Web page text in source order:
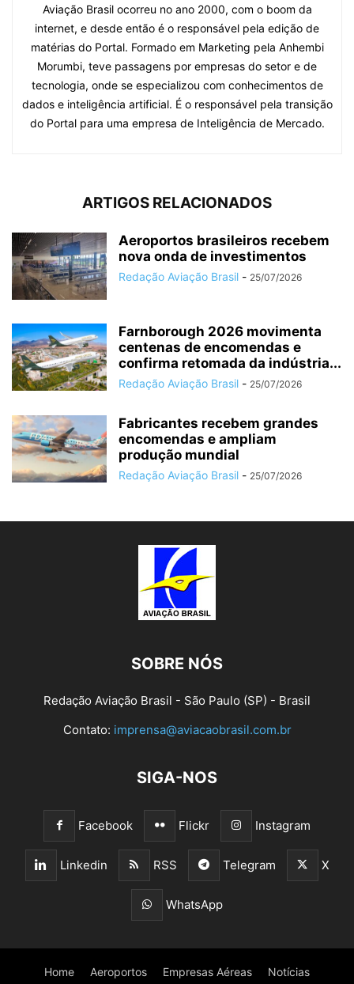
Aviação Brasil ocorreu no ano 2000, com o boom da
internet, e desde então é o responsável pela edição de
matérias do Portal. Formado em Marketing pela Anhembi
Morumbi, teve passagens por empresas do setor e de
tecnologia, onde se especializou com conhecimentos de
dados e inteligência artificial. É o responsável pela transição
do Portal para uma empresa de Inteligência de Mercado.
ARTIGOS RELACIONADOS
Aeroportos brasileiros recebem
nova onda de investimentos
Redação Aviação Brasil - 25/07/2026
Farnborough 2026 movimenta
centenas de encomendas e
confirma retomada da indústria...
Redação Aviação Brasil - 25/07/2026
Fabricantes recebem grandes
encomendas e ampliam
produção mundial
Redação Aviação Brasil - 25/07/2026
SOBRE NÓS
Redação Aviação Brasil - São Paulo (SP) - Brasil
Contato: imprensa@aviacaobrasil.com.br
SIGA-NOS
Facebook Flickr Instagram
Linkedin RSS Telegram X
WhatsApp
Home Aeroportos Empresas Aéreas Notícias